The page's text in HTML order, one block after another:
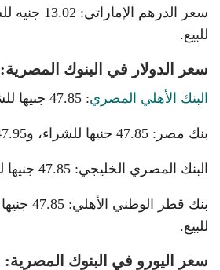
للبيع.
سعر الدولار في البنوك المصرية:
البنك الأهلي المصري: 47.85 جنيها للشراء، و47.95 للبيع.
بنك مصر: 47.85 جنيها للشراء، و47.95 للبيع.
البنك المصري الخليجي: 47.85 جنيها للشراء، و47.95 للبيع.
للبيع.
سعر اليورو في البنوك المصرية: